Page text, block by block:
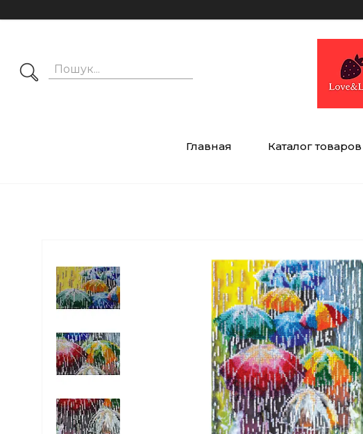
Главная Каталог товаров